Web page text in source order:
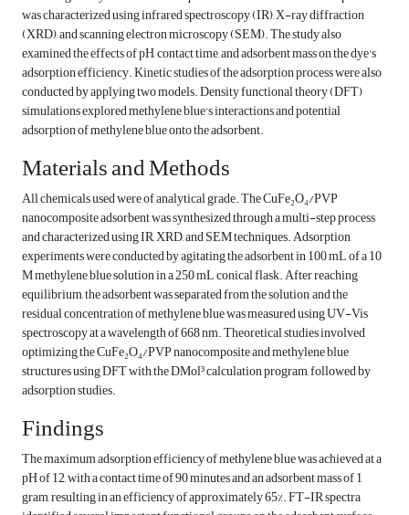
was characterized using infrared spectroscopy (IR), X-ray diffraction
(XRD), and scanning electron microscopy (SEM). The study also
examined the effects of pH, contact time, and adsorbent mass on the dye's
adsorption efficiency. Kinetic studies of the adsorption process were also
conducted by applying two models. Density functional theory (DFT)
simulations explored methylene blue's interactions and potential
adsorption of methylene blue onto the adsorbent.
Materials and Methods
All chemicals used were of analytical grade. The CuFe₂O₄/PVP
nanocomposite adsorbent was synthesized through a multi-step process
and characterized using IR, XRD, and SEM techniques. Adsorption
experiments were conducted by agitating the adsorbent in 100 mL of a 10
M methylene blue solution in a 250 mL conical flask. After reaching
equilibrium, the adsorbent was separated from the solution, and the
residual concentration of methylene blue was measured using UV-Vis
spectroscopy at a wavelength of 668 nm. Theoretical studies involved
optimizing the CuFe₂O₄/PVP nanocomposite and methylene blue
structures using DFT with the DMol³ calculation program, followed by
adsorption studies.
Findings
The maximum adsorption efficiency of methylene blue was achieved at a
pH of 12, with a contact time of 90 minutes and an adsorbent mass of 1
gram, resulting in an efficiency of approximately 65%. FT-IR spectra